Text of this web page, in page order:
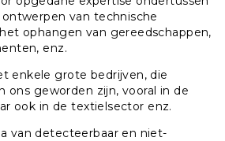
van technische
ophangen van gereedschappen,
enz.
enkele grote bedrijven, die
ons geworden zijn, vooral in de
ook in de textielsector enz.
van detecteerbaar en niet-